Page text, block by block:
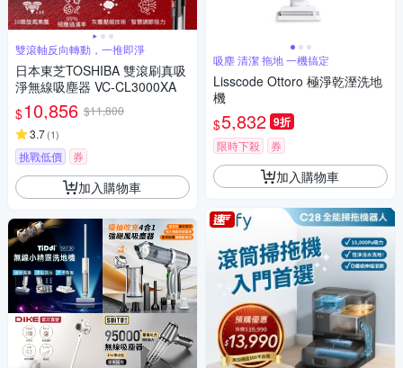
雙滾軸反向轉動，一推即淨
日本東芝TOSHIBA 雙滾刷真吸
淨無線吸塵器 VC-CL3000XA
$10,856 $11,800
3.7(1)
挑戰低價 券
加入購物車
吸塵 清潔 拖地 一機搞定
Lisscode Ottoro 極淨乾溼洗地
機
$5,832 9折
限時下殺 券
加入購物車